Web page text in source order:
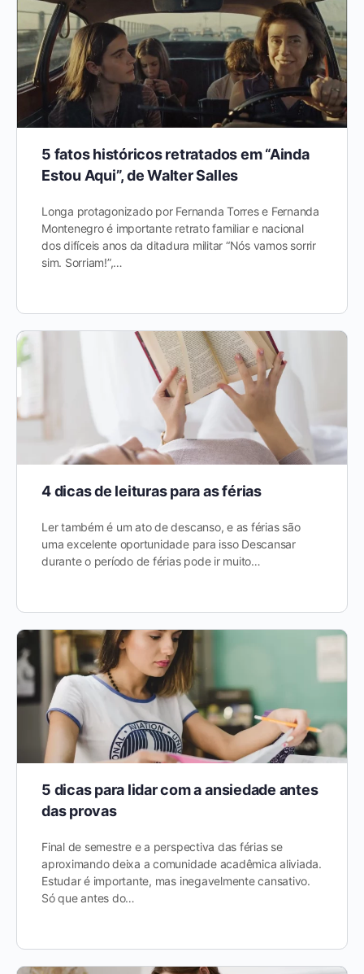
5 fatos históricos retratados em “Ainda
Estou Aqui”, de Walter Salles
Longa protagonizado por Fernanda Torres e Fernanda
Montenegro é importante retrato familiar e nacional
dos difíceis anos da ditadura militar “Nós vamos sorrir
sim. Sorriam!”,…
4 dicas de leituras para as férias
Ler também é um ato de descanso, e as férias são
uma excelente oportunidade para isso Descansar
durante o período de férias pode ir muito…
5 dicas para lidar com a ansiedade antes
das provas
Final de semestre e a perspectiva das férias se
aproximando deixa a comunidade acadêmica aliviada.
Estudar é importante, mas inegavelmente cansativo.
Só que antes do…